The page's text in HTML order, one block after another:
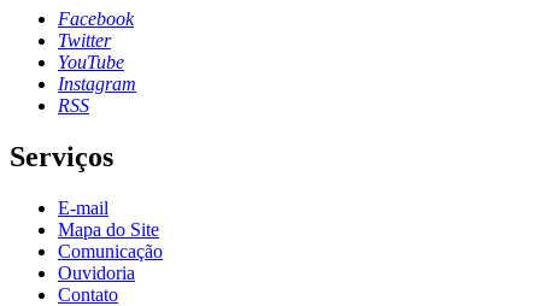
Facebook
Twitter
YouTube
Instagram
RSS
Serviços
E-mail
Mapa do Site
Comunicação
Ouvidoria
Contato